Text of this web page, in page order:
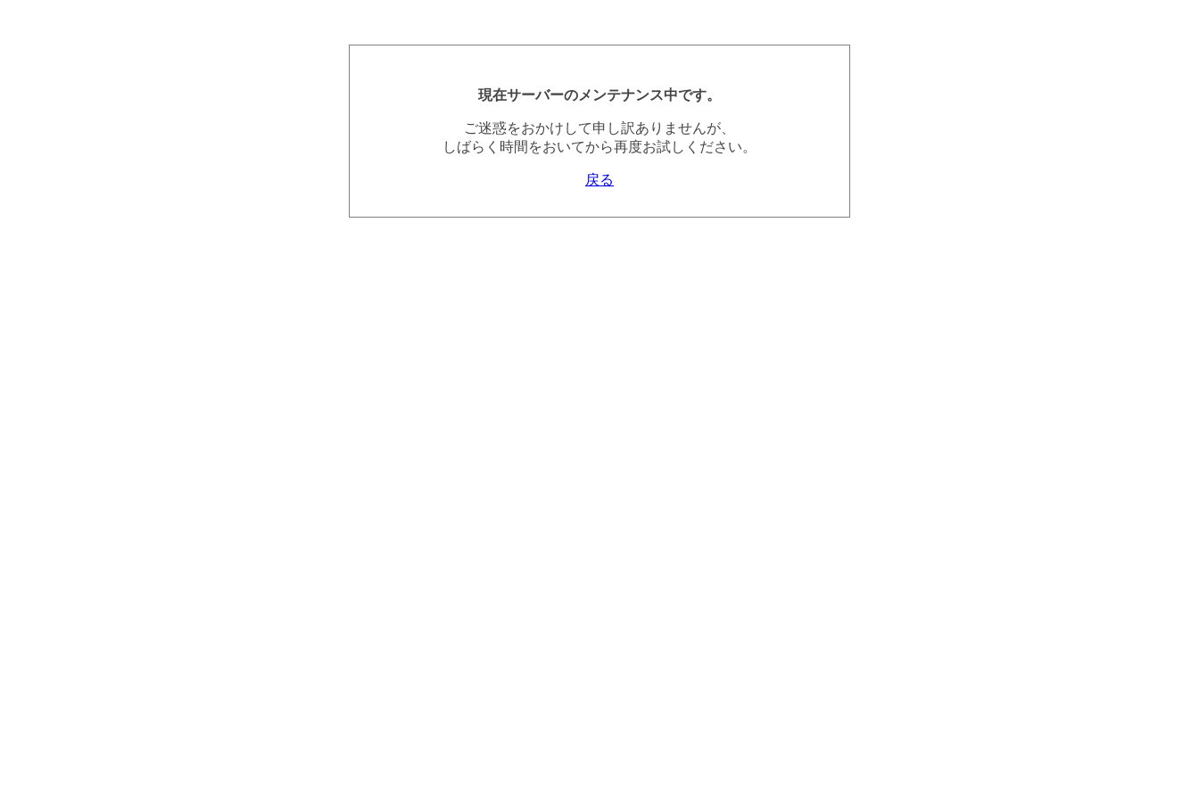
現在サーバーのメンテナンス中です。
ご迷惑をおかけして申し訳ありませんが、
しばらく時間をおいてから再度お試しください。
戻る